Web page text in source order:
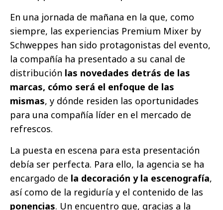
En una jornada de mañana en la que, como
siempre, las experiencias Premium Mixer by
Schweppes han sido protagonistas del evento,
la compañía ha presentado a su canal de
distribución las novedades detrás de las
marcas, cómo será el enfoque de las
mismas, y dónde residen las oportunidades
para una compañía líder en el mercado de
refrescos.
La puesta en escena para esta presentación
debía ser perfecta. Para ello, la agencia se ha
encargado de la decoración y la escenografía,
así como de la regiduría y el contenido de las
ponencias. Un encuentro que, gracias a la